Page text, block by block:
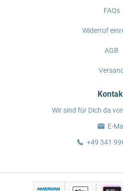
FAQs
Widerruf
AGB
Versand
Wir sind für Dich da
E-
+49 341